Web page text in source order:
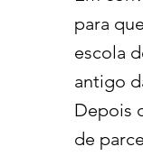
para
escola
antigo
Depois
de